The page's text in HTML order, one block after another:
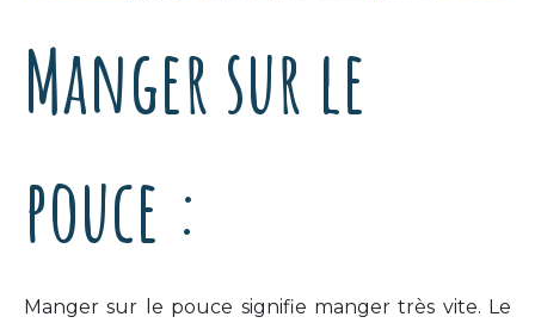
Manger sur le
pouce :
Manger sur le pouce signifie manger très vite. Le